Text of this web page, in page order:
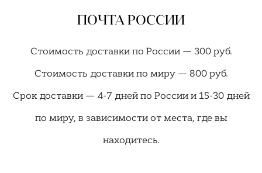
ПОЧТА РОССИИ
Стоимость доставки по России — 300 руб.
Стоимость доставки по миру — 800 руб.
Срок доставки — 4-7 дней по России и 15-30 дней
по миру, в зависимости от места, где вы
находитесь.